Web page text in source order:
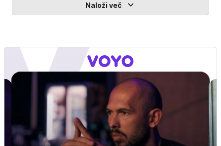
Naloži več